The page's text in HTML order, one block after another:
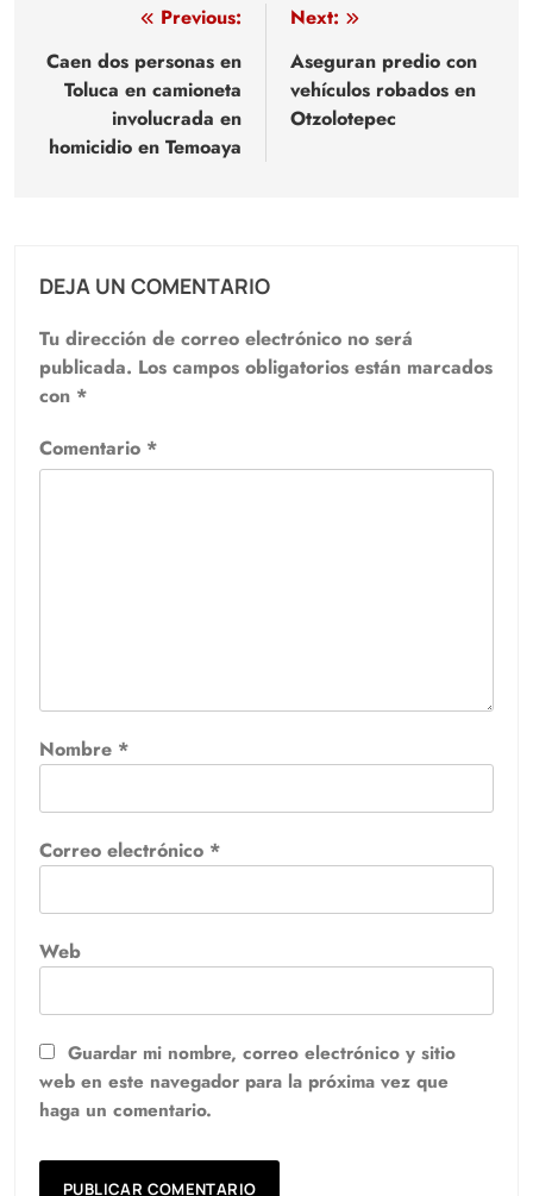
Navegación
de
entradas
Previous:
Caen dos personas en
Toluca en camioneta
involucrada en
homicidio en Temoaya
Next:
Aseguran predio con
vehículos robados en
Otzolotepec
DEJA UN COMENTARIO
Tu dirección de correo electrónico no será
publicada. Los campos obligatorios están marcados
con *
Comentario *
Nombre *
Correo electrónico *
Web
Guardar mi nombre, correo electrónico y sitio
web en este navegador para la próxima vez que
haga un comentario.